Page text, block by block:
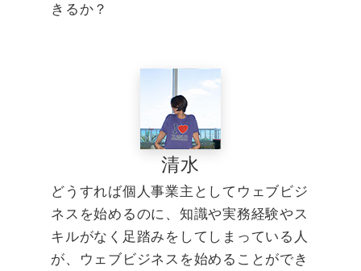
きるか？
清水
どうすれば個人事業主としてウェブビジ
ネスを始めるのに、知識や実務経験やス
キルがなく足踏みをしてしまっている人
が、ウェブビジネスを始めることができ